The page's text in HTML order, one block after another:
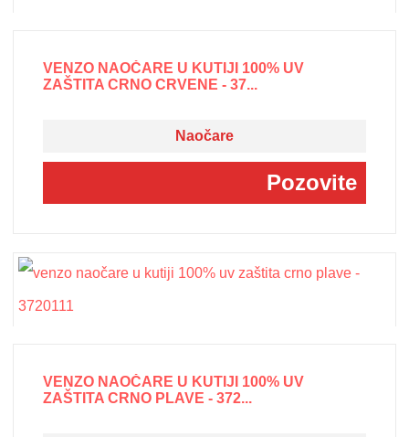
VENZO NAOČARE U KUTIJI 100% UV
ZAŠTITA CRNO CRVENE - 37...
Naočare
Pozovite
VENZO NAOČARE U KUTIJI 100% UV
ZAŠTITA CRNO PLAVE - 372...